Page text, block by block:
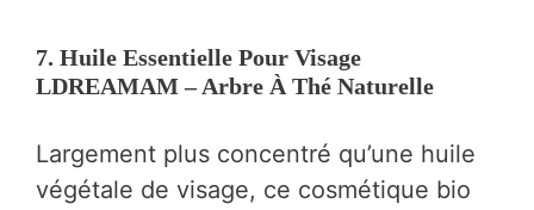
7. Huile Essentielle Pour Visage
LDREAMAM – Arbre À Thé Naturelle
Largement plus concentré qu’une huile
végétale de visage, ce cosmétique bio